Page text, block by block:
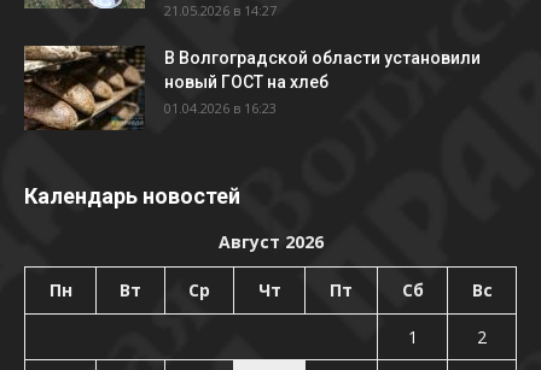
21.05.2026 в 14:27
В Волгоградской области установили
новый ГОСТ на хлеб
01.04.2026 в 16:23
Календарь новостей
Август 2026
Пн Вт Ср Чт Пт Сб Вс
1
2